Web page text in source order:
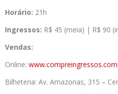
Horário: 21h
Ingressos: R$ 45 (meia) | R$ 90
Vendas:
Online: www.compreingressos.com
Bilheteria: Av. Amazonas, 315 –